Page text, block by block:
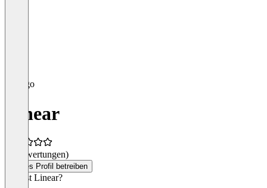
Linear
(0 Bewertungen)
Dieses Profil betreiben
Was ist Linear?